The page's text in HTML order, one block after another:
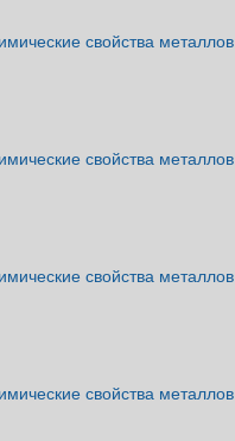
свойства металлов
свойства металлов
свойства металлов
свойства металлов